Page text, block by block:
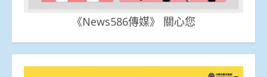
《News586傳媒》 關心您